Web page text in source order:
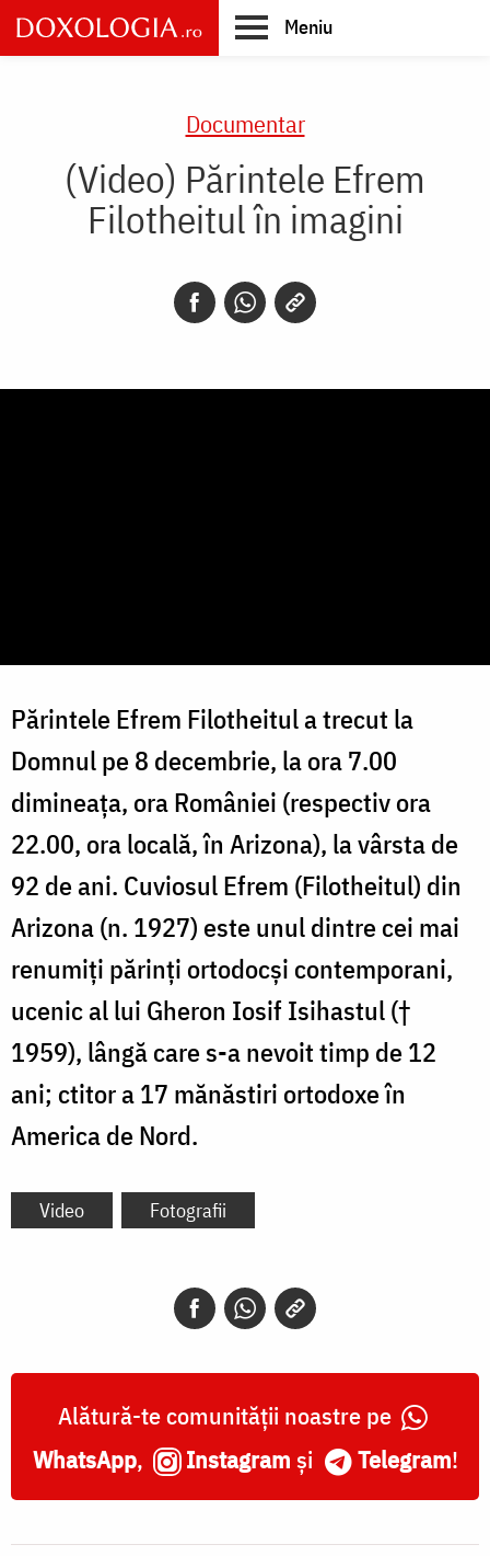
Skip
to
main
Meniu
Documentar
(Video) Părintele Efrem
Filotheitul în imagini
Părintele Efrem Filotheitul a trecut la
Domnul pe 8 decembrie, la ora 7.00
dimineața, ora României (respectiv ora
22.00, ora locală, în Arizona), la vârsta de
92 de ani. Cuviosul Efrem (Filotheitul) din
Arizona (n. 1927) este unul dintre cei mai
renumiți părinți ortodocși contemporani,
ucenic al lui Gheron Iosif Isihastul (†
1959), lângă care s-a nevoit timp de 12
ani; ctitor a 17 mănăstiri ortodoxe în
America de Nord.
Video Fotografii
Alătură-te comunității noastre pe
WhatsApp, Instagram și Telegram!